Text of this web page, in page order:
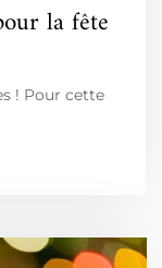
la fête
! Pour cette